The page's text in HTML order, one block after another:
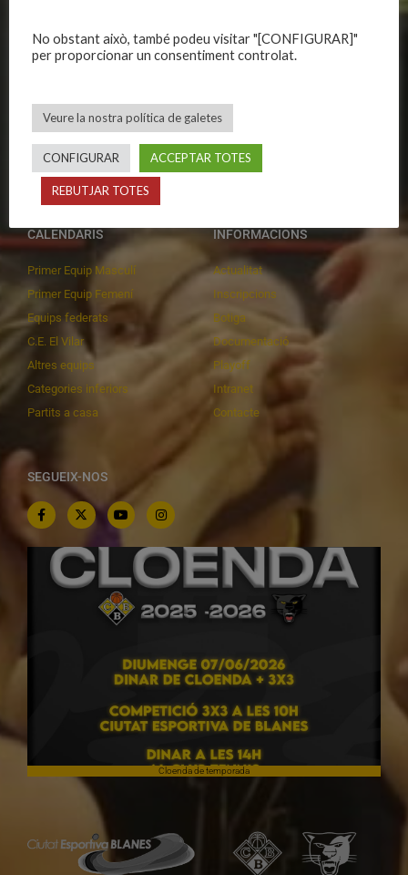
Organització
Política de privadesa
Política de galetes
Privadesa a les xarxes
Primer equip femení
C.E. El Vilar
Escola
Patrocinadors
CALENDARIS
Primer Equip Masculí
Primer Equip Femení
Equips federats
C.E. El Vilar
Altres equips
Categories inferiors
Partits a casa
INFORMACIONS
Actualitat
Inscripcions
Botiga
Documentació
Playoff
Intranet
Contacte
SEGUEIX-NOS
Cloenda de temporada
No obstant això, també podeu visitar "[CONFIGURAR]"
per proporcionar un consentiment controlat.
Veure la nostra política de galetes
CONFIGURAR ACCEPTAR TOTES
REBUTJAR TOTES